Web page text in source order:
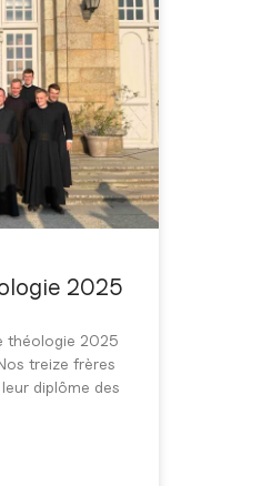
2025
théologie 2025
treize frères
diplôme des